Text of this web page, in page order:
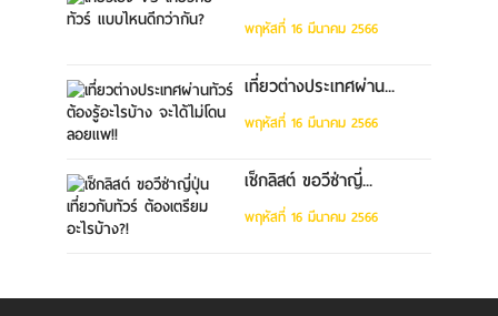
พฤหัสที่ 16 มีนาคม 2566
เที่ยวต่างประเทศผ่าน...
พฤหัสที่ 16 มีนาคม 2566
เช็กลิสต์ ขอวีซ่าญี่...
พฤหัสที่ 16 มีนาคม 2566